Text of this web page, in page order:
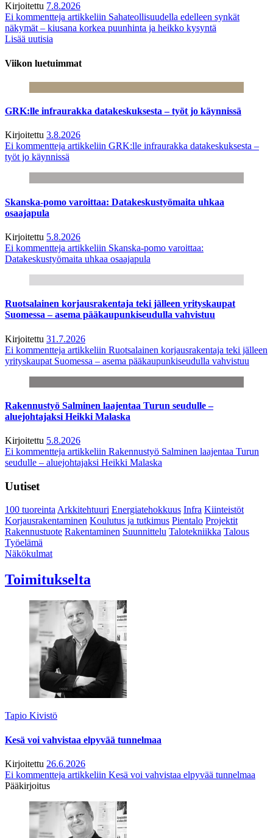
Kirjoitettu 7.8.2026
Ei kommentteja artikkeliin Sahateollisuudella edelleen synkät
näkymät – kiusana korkea puunhinta ja heikko kysyntä
Lisää uutisia
Viikon luetuimmat
GRK:lle infraurakka datakeskuksesta – työt jo käynnissä
Kirjoitettu 3.8.2026
Ei kommentteja artikkeliin GRK:lle infraurakka datakeskuksesta –
työt jo käynnissä
Skanska-pomo varoittaa: Datakeskustyömaita uhkaa
osaajapula
Kirjoitettu 5.8.2026
Ei kommentteja artikkeliin Skanska-pomo varoittaa:
Datakeskustyömaita uhkaa osaajapula
Ruotsalainen korjausrakentaja teki jälleen yrityskaupat
Suomessa – asema pääkaupunkiseudulla vahvistuu
Kirjoitettu 31.7.2026
Ei kommentteja artikkeliin Ruotsalainen korjausrakentaja teki jälleen
yrityskaupat Suomessa – asema pääkaupunkiseudulla vahvistuu
Rakennustyö Salminen laajentaa Turun seudulle –
aluejohtajaksi Heikki Malaska
Kirjoitettu 5.8.2026
Ei kommentteja artikkeliin Rakennustyö Salminen laajentaa Turun
seudulle – aluejohtajaksi Heikki Malaska
Uutiset
100 tuoreintaArkkitehtuuri Energiatehokkuus Infra Kiinteistöt
Korjausrakentaminen Koulutus ja tutkimus Pientalo Projektit
Rakennustuote Rakentaminen Suunnittelu Talotekniikka Talous
Työelämä
Näkökulmat
Toimitukselta
Tapio Kivistö
Kesä voi vahvistaa elpyvää tunnelmaa
Kirjoitettu 26.6.2026
Ei kommentteja artikkeliin Kesä voi vahvistaa elpyvää tunnelmaa
Pääkirjoitus